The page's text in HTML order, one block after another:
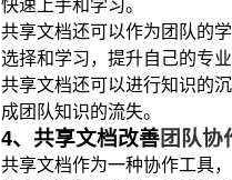
共享文档还可以作为团队的
选择和学习，提升自己的专
共享文档还可以进行知识的
成团队知识的流失。
4、共享文档改善团队协
共享文档作为一种协作工具